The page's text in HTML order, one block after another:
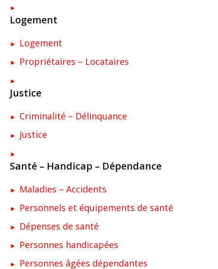
Logement
Logement
Propriétaires – Locataires
Justice
Criminalité – Délinquance
Justice
Santé – Handicap – Dépendance
Maladies – Accidents
Personnels et équipements de santé
Dépenses de santé
Personnes handicapées
Personnes âgées dépendantes